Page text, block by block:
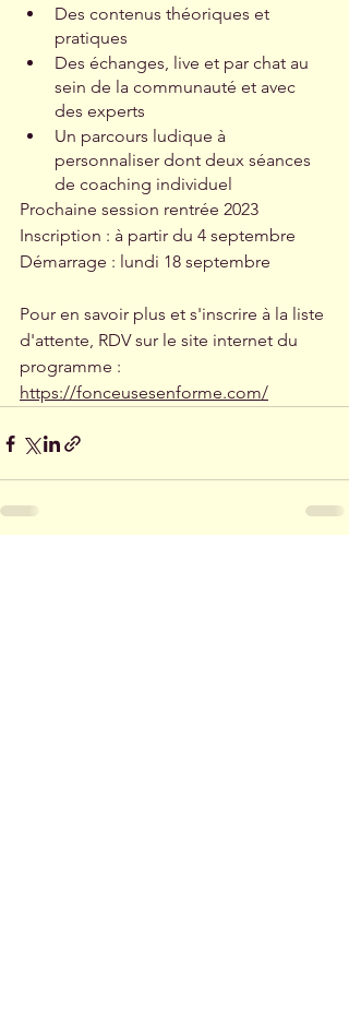
Des contenus théoriques et
pratiques
Des échanges, live et par chat au
sein de la communauté et avec
des experts
Un parcours ludique à
personnaliser dont deux séances
de coaching individuel
Prochaine session rentrée 2023
Inscription : à partir du 4 septembre
Démarrage : lundi 18 septembre
Pour en savoir plus et s'inscrire à la liste
d'attente, RDV sur le site internet du
programme :
https://fonceusesenforme.com/